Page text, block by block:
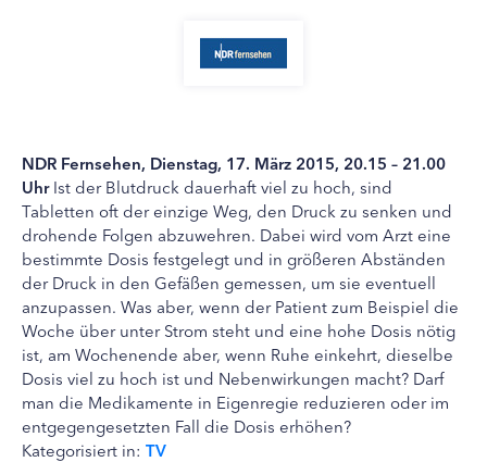
NDR Fernsehen, Dienstag, 17. März 2015, 20.15 – 21.00
UhrIst der Blutdruck dauerhaft viel zu hoch, sind
Tabletten oft der einzige Weg, den Druck zu senken und
drohende Folgen abzuwehren. Dabei wird vom Arzt eine
bestimmte Dosis festgelegt und in größeren Abständen
der Druck in den Gefäßen gemessen, um sie eventuell
anzupassen. Was aber, wenn der Patient zum Beispiel die
Woche über unter Strom steht und eine hohe Dosis nötig
ist, am Wochenende aber, wenn Ruhe einkehrt, dieselbe
Dosis viel zu hoch ist und Nebenwirkungen macht? Darf
man die Medikamente in Eigenregie reduzieren oder im
entgegengesetzten Fall die Dosis erhöhen?
Kategorisiert in: TV